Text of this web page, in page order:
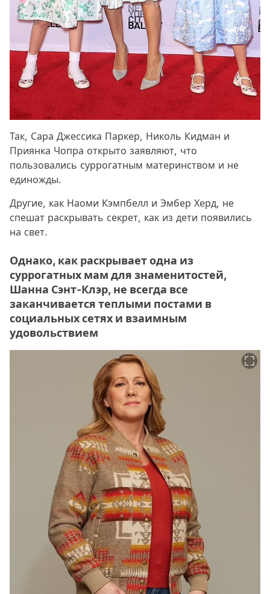
Так, Сара Джессика Паркер, Николь Кидман и
Приянка Чопра открыто заявляют, что
пользовались суррогатным материнством и не
единожды.
Другие, как Наоми Кэмпбелл и Эмбер Херд, не
спешат раскрывать секрет, как из дети появились
на свет.
Однако, как раскрывает одна из
суррогатных мам для знаменитостей,
Шанна Сэнт-Клэр, не всегда все
заканчивается теплыми постами в
социальных сетях и взаимным
удовольствием